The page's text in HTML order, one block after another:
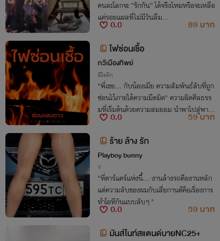
คนละโลกจะ “รักกัน” ได้จริงไหมหรือจะเหลือ
แค่รอยแผลที่ไม่มีวันลืม…
0.0
89 บาท
ไฟซ่อนเชื้อ
กวีเมืองทิพย์
อีโรติก
"พี่เขย... กับน้องเมีย ความสัมพันธ์ลับที่ถูก
ซ่อนไว้ภายใต้ความมืดมิด" ความผิดศีลธรร
มที่เริ่มต้นด้วยความสมยอม นำพาไปสู่พายุ
ราคะยามเช้าอันดิบเถื่อนที่แฝงไปด้วยความห
0.0
59 บาท
ร้าย ล้าง รัก
Playboy bunny
Y
"ที่คาร์แคร์แห่งนี้... งานล้างรถคืองานหลัก
แต่ความลับของผมกับเสี่ยกานต์คือเรื่องการ
ทำโอทีกันแบบลับๆ "
0.0
59 บาท
มันส์ไนท์สแตนด์บายNC25+